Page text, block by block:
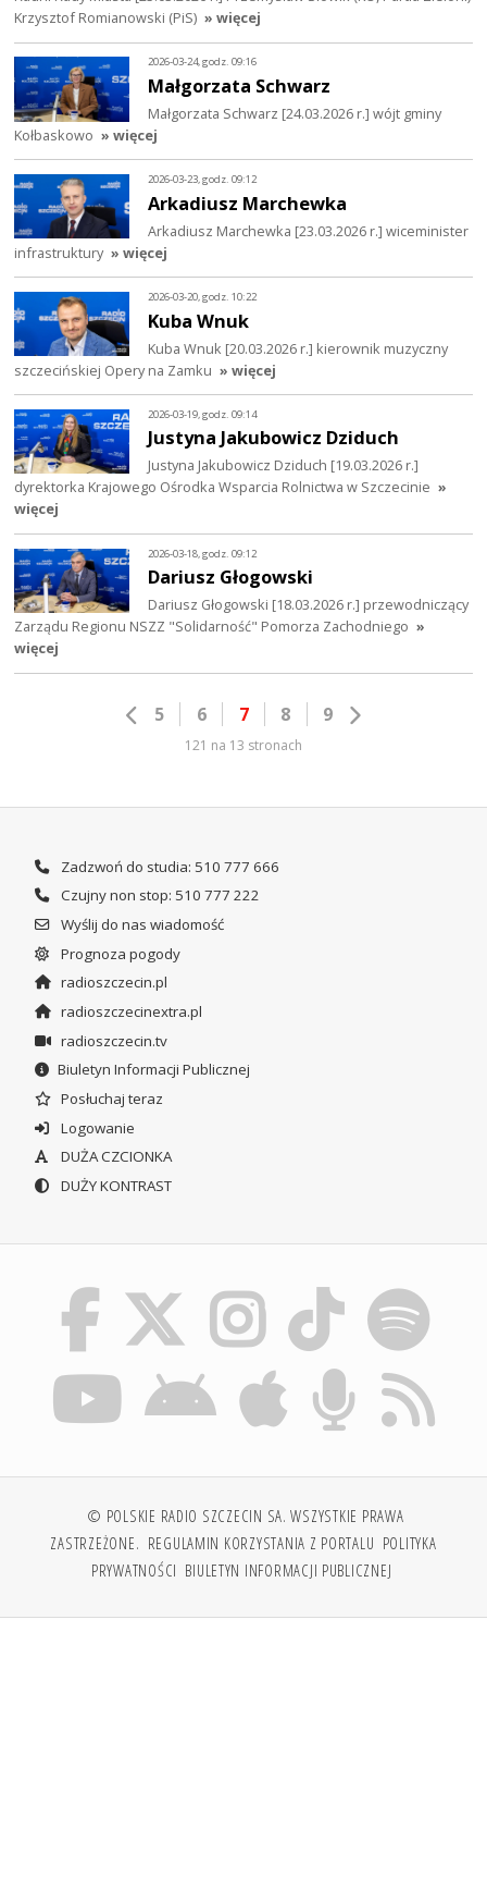
Krzysztof Romianowski (PiS) » więcej
2026-03-24, godz. 09:16
Małgorzata Schwarz
Małgorzata Schwarz [24.03.2026 r.] wójt gminy
Kołbaskowo » więcej
2026-03-23, godz. 09:12
Arkadiusz Marchewka
Arkadiusz Marchewka [23.03.2026 r.] wiceminister
infrastruktury » więcej
2026-03-20, godz. 10:22
Kuba Wnuk
Kuba Wnuk [20.03.2026 r.] kierownik muzyczny
szczecińskiej Opery na Zamku » więcej
2026-03-19, godz. 09:14
Justyna Jakubowicz Dziduch
Justyna Jakubowicz Dziduch [19.03.2026 r.]
dyrektorka Krajowego Ośrodka Wsparcia Rolnictwa w Szczecinie »
więcej
2026-03-18, godz. 09:12
Dariusz Głogowski
Dariusz Głogowski [18.03.2026 r.] przewodniczący
Zarządu Regionu NSZZ "Solidarność" Pomorza Zachodniego »
więcej
5 6 7 8 9
121 na 13 stronach
Zadzwoń do studia: 510 777 666
Czujny non stop: 510 777 222
Wyślij do nas wiadomość
Prognoza pogody
radioszczecin.pl
radioszczecinextra.pl
radioszczecin.tv
Biuletyn Informacji Publicznej
Posłuchaj teraz
Logowanie
DUŻA CZCIONKA
DUŻY KONTRAST
© POLSKIE RADIO SZCZECIN SA. WSZYSTKIE PRAWA
ZASTRZEŻONE. REGULAMIN KORZYSTANIA Z PORTALU POLITYKA
PRYWATNOŚCI BIULETYN INFORMACJI PUBLICZNEJ